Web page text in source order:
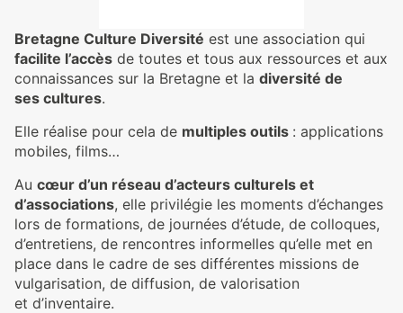
Bretagne Culture Diversité est une association qui
facilite l’accès de toutes et tous aux ressources et aux
connaissances sur la Bretagne et la diversité de
ses cultures.
Elle réalise pour cela de multiples outils : applications
mobiles, films…
Au cœur d’un réseau d’acteurs culturels et
d’associations, elle privilégie les moments d’échanges
lors de formations, de journées d’étude, de colloques,
d’entretiens, de rencontres informelles qu’elle met en
place dans le cadre de ses différentes missions de
vulgarisation, de diffusion, de valorisation
et d’inventaire.